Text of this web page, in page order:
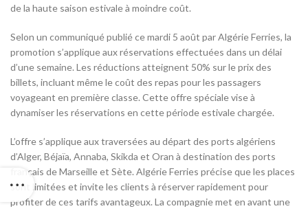
de la haute saison estivale à moindre coût.
Selon un communiqué publié ce mardi 5 août par Algérie Ferries, la
promotion s’applique aux réservations effectuées dans un délai
d’une semaine. Les réductions atteignent 50% sur le prix des
billets, incluant même le coût des repas pour les passagers
voyageant en première classe. Cette offre spéciale vise à
dynamiser les réservations en cette période estivale chargée.
L’offre s’applique aux traversées au départ des ports algériens
d’Alger, Béjaïa, Annaba, Skikda et Oran à destination des ports
français de Marseille et Sète. Algérie Ferries précise que les places
sont limitées et invite les clients à réserver rapidement pour
profiter de ces tarifs avantageux. La compagnie met en avant une